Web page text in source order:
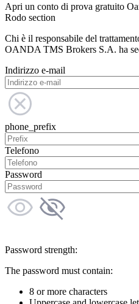
Apri un conto di prova gratuito
Rodo section
Chi è il responsabile del
OANDA TMS Brokers S.A. ha
Indirizzo e-mail
phone_prefix
Telefono
Password
Password strength:
The password must contain:
8 or more characters